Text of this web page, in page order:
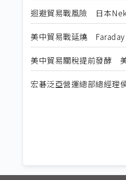
迴避貿易戰風險 日本
美中貿易戰延燒
美中貿易關稅提前發酵
宏碁泛亞營運總部總經理